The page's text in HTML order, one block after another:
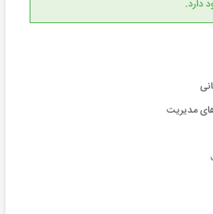
دارد.
مدیريت